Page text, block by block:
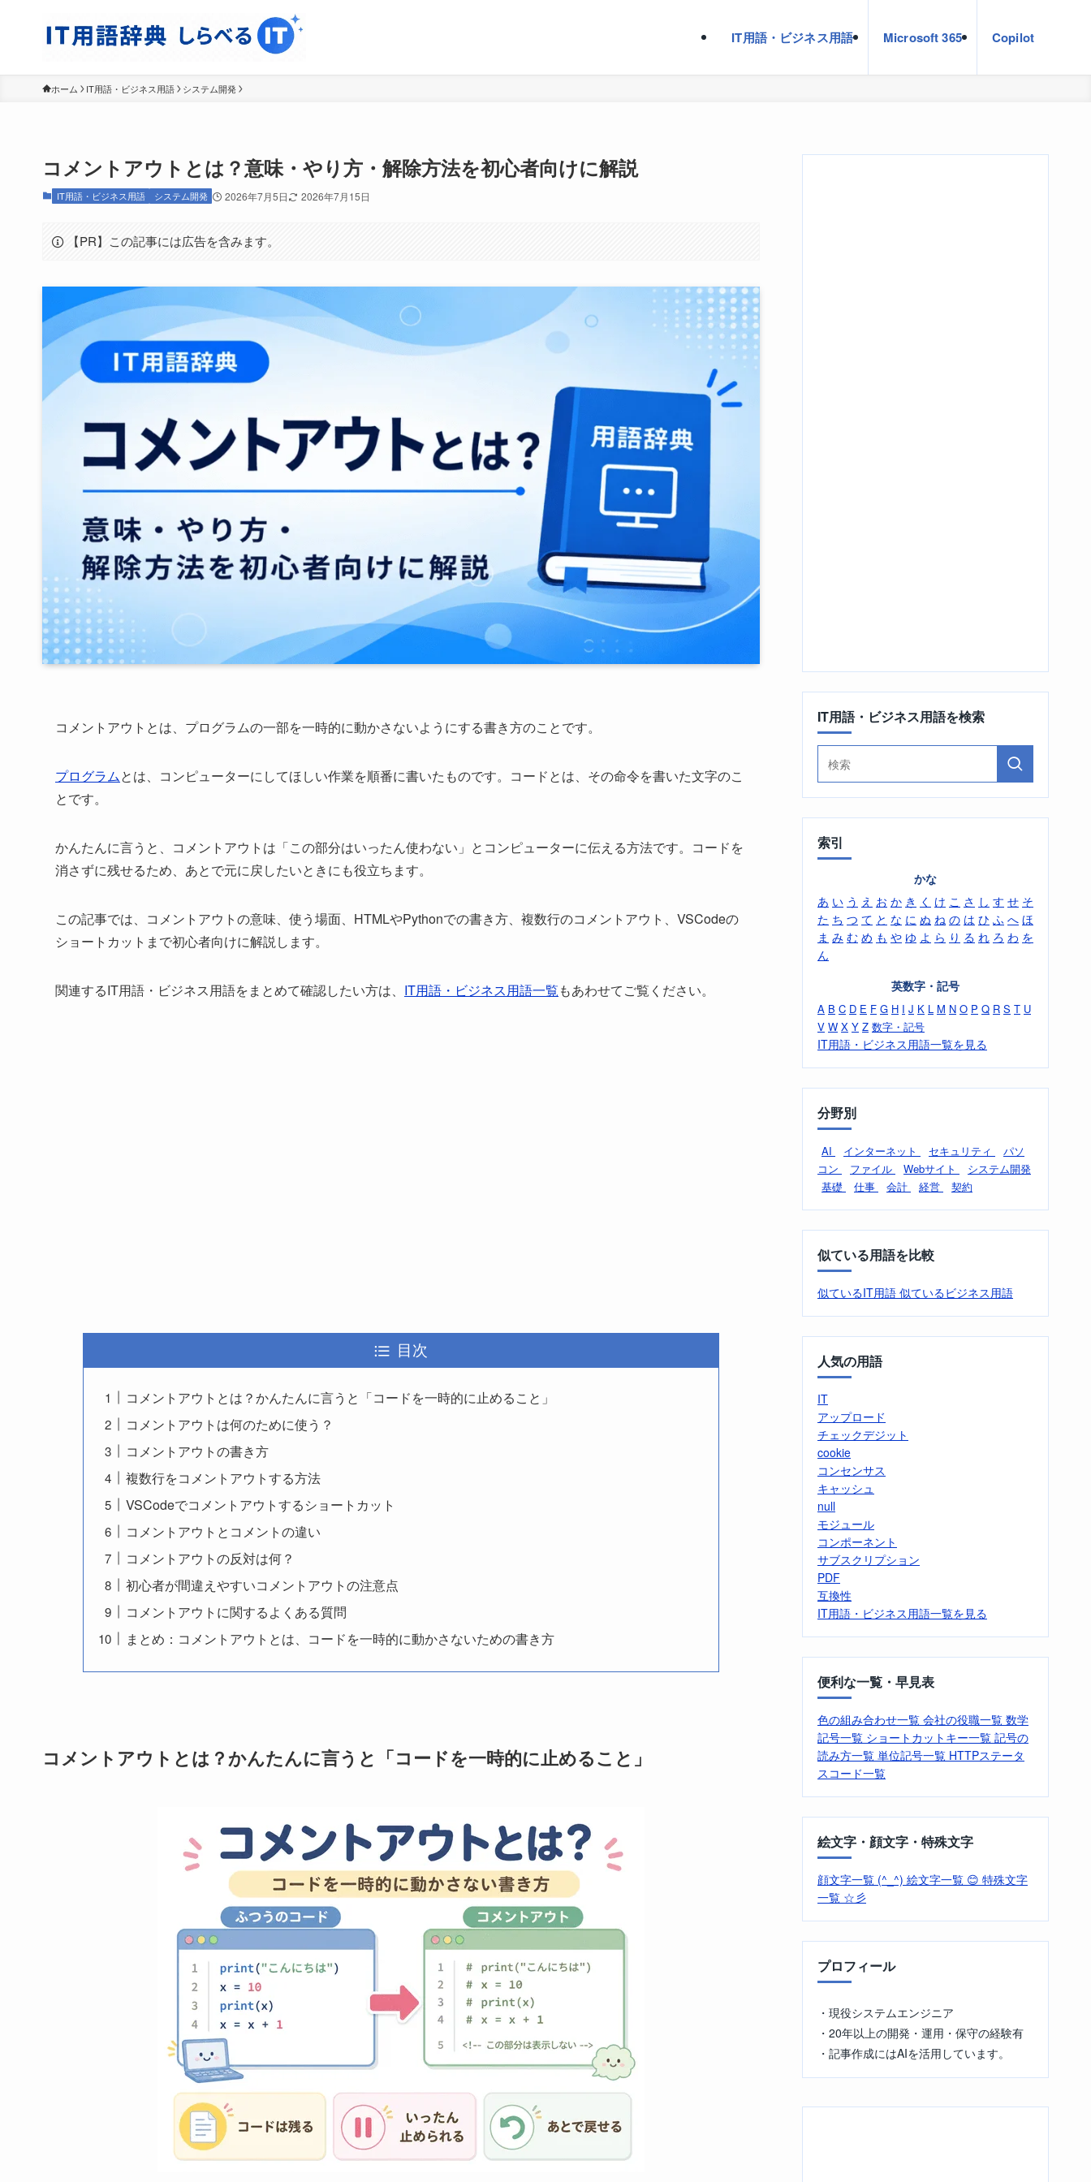
IT用語・ビジネス用語 Microsoft 365 Copilot
ホーム IT用語・ビジネス用語 システム開発
コメントアウトとは？意味・やり方・解除方法を初心者向けに解説
IT用語・ビジネス用語 システム開発 2026年7月5日 2026年7月15日
【PR】この記事には広告を含みます。
コメントアウトとは、プログラムの一部を一時的に動かさないようにする書き方のことです。
プログラムとは、コンピューターにしてほしい作業を順番に書いたものです。コードとは、その命令を書いた文字のこ
とです。
かんたんに言うと、コメントアウトは「この部分はいったん使わない」とコンピューターに伝える方法です。コードを
消さずに残せるため、あとで元に戻したいときにも役立ちます。
この記事では、コメントアウトの意味、使う場面、HTMLやPythonでの書き方、複数行のコメントアウト、VSCodeの
ショートカットまで初心者向けに解説します。
関連するIT用語・ビジネス用語をまとめて確認したい方は、 IT用語・ビジネス用語一覧もあわせてご覧ください。
目次
コメントアウトとは？かんたんに言うと「コードを一時的に止めること」
コメントアウトは何のために使う？
コメントアウトの書き方
複数行をコメントアウトする方法
VSCodeでコメントアウトするショートカット
コメントアウトとコメントの違い
コメントアウトの反対は何？
初心者が間違えやすいコメントアウトの注意点
コメントアウトに関するよくある質問
まとめ：コメントアウトとは、コードを一時的に動かさないための書き方
コメントアウトとは？かんたんに言うと「コードを一時的に止めること」
IT用語・ビジネス用語を検索
索引
かな
あ い う え お か き く け こ さ し す せ そ
た ち つ て と な に ぬ ね の は ひ ふ へ ほ
ま み む め も や ゆ よ ら り る れ ろ わ を
ん
英数字・記号
A B C D E F G H I J K L M N O P Q R S T U
V W X Y Z 数字・記号
IT用語・ビジネス用語一覧を見る
分野別
AI インターネット セキュリティ
パソ
コン
ファイル Webサイト
システム開発
基礎
仕事 会計 経営 契約
似ている用語を比較
似ているIT用語 似ているビジネス用語
人気の用語
IT
アップロード
チェックデジット
cookie
コンセンサス
キャッシュ
null
モジュール
コンポーネント
サブスクリプション
PDF
互換性
IT用語・ビジネス用語一覧を見る
便利な一覧・早見表
色の組み合わせ一覧 会社の役職一覧 数学
記号一覧 ショートカットキー一覧 記号の
読み方一覧 単位記号一覧 HTTPステータ
スコード一覧
絵文字・顔文字・特殊文字
顔文字一覧 (^_^) 絵文字一覧 😊 特殊文字
一覧 ☆彡
プロフィール
・現役システムエンジニア
・20年以上の開発・運用・保守の経験有
・記事作成にはAIを活用しています。